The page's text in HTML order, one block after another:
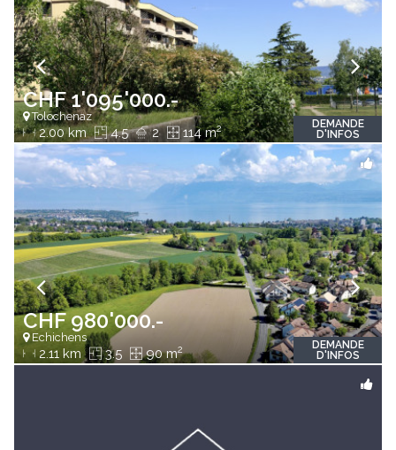
CHF 1'095'000.-
Tolochenaz
2.00 km 4.5 2 114 m2
DEMANDE
D'INFOS
CHF 980'000.-
Echichens
2.11 km 3.5 90 m2
DEMANDE
D'INFOS